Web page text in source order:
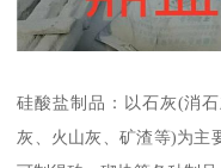
硅酸盐制品：以石灰(消
灰、火山灰、矿渣等)为主